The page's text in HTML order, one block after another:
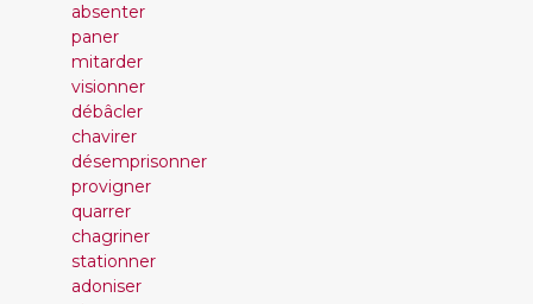
absenter
paner
mitarder
visionner
débâcler
chavirer
désemprisonner
provigner
quarrer
chagriner
stationner
adoniser